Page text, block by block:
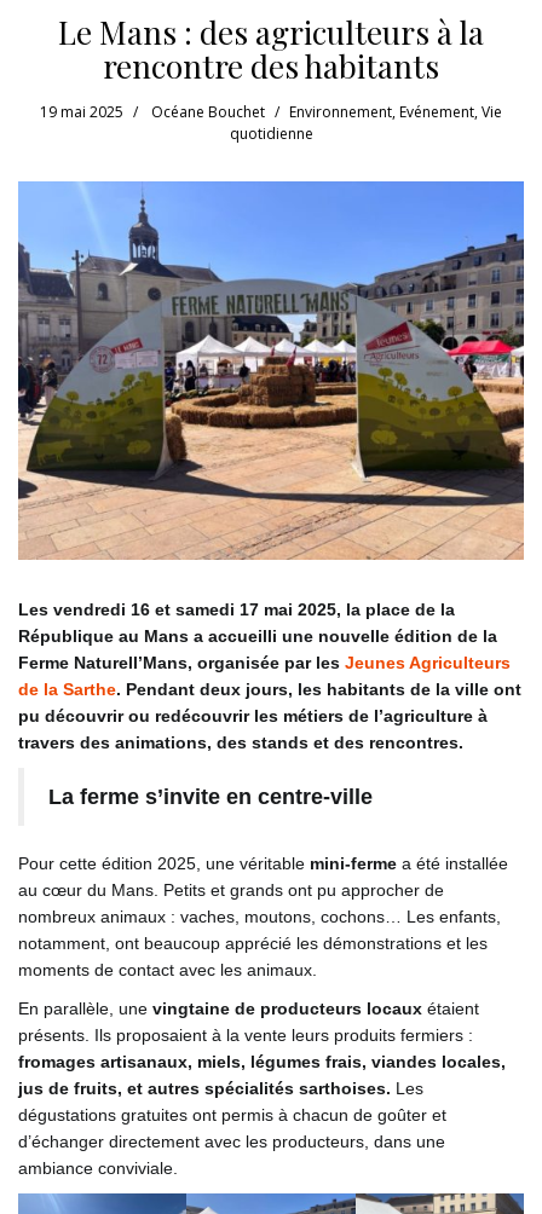
Le Mans : des agriculteurs à la
rencontre des habitants
19 mai 2025 Océane Bouchet Environnement,Evénement,Vie
quotidienne
Les vendredi 16 et samedi 17 mai 2025, la place de la
République au Mans a accueilli une nouvelle édition de la
Ferme Naturell’Mans, organisée par les Jeunes Agriculteurs
de la Sarthe. Pendant deux jours, les habitants de la ville ont
pu découvrir ou redécouvrir les métiers de l’agriculture à
travers des animations, des stands et des rencontres.
La ferme s’invite en centre-ville
Pour cette édition 2025, une véritable mini-ferme a été installée
au cœur du Mans. Petits et grands ont pu approcher de
nombreux animaux : vaches, moutons, cochons… Les enfants,
notamment, ont beaucoup apprécié les démonstrations et les
moments de contact avec les animaux.
En parallèle, une vingtaine de producteurs locaux étaient
présents. Ils proposaient à la vente leurs produits fermiers :
fromages artisanaux, miels, légumes frais, viandes locales,
jus de fruits, et autres spécialités sarthoises. Les
dégustations gratuites ont permis à chacun de goûter et
d’échanger directement avec les producteurs, dans une
ambiance conviviale.